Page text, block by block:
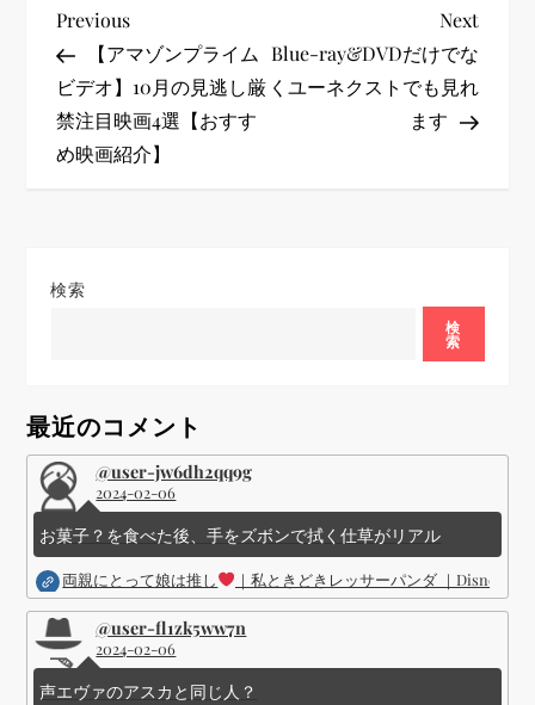
投
稿
ナ
ー
ョ
ン
Previous
Post
Previous
【アマゾンプライム
ビデオ】10月の見逃し厳
禁注目映画4選【おすす
め映画紹介】
Next
Post
Next
Blue-ray&DVDだけでな
くユーネクストでも見れ
ます
検索
検
索
最近のコメント
@user-jw6dh2qq9g
2024-02-06
お菓子？を食べた後、手をズボンで拭く仕草がリアル
両親にとって娘は推し ｜私ときどきレッサーパンダ ｜Disney (
@user-fl1zk5ww7n
2024-02-06
声エヴァのアスカと同じ人？